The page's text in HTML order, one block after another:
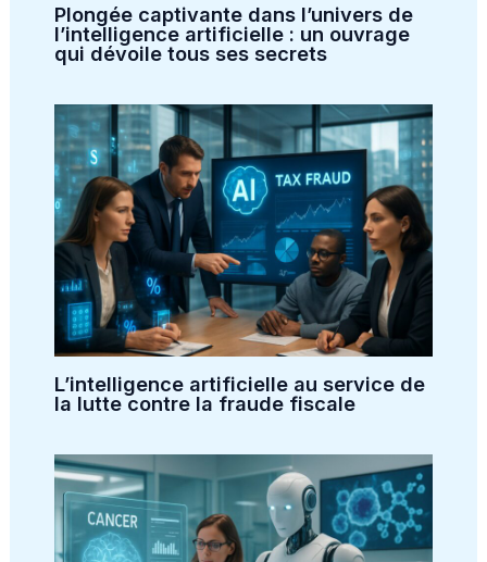
Plongée captivante dans l’univers de
l’intelligence artificielle : un ouvrage
qui dévoile tous ses secrets
L’intelligence artificielle au service de
la lutte contre la fraude fiscale